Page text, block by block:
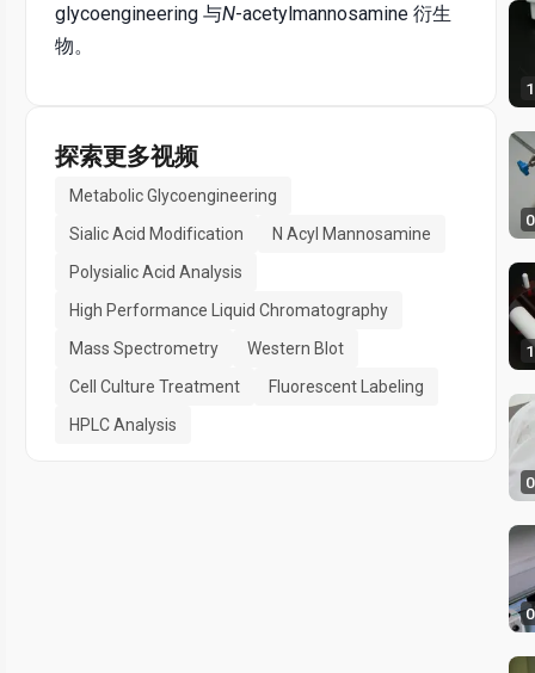
glycoengineering 与N-acetylmannosamine 衍生
物。
探索更多视频
Metabolic Glycoengineering
Sialic Acid Modification
N Acyl Mannosamine
Polysialic Acid Analysis
High Performance Liquid Chromatography
Mass Spectrometry
Western Blot
Cell Culture Treatment
Fluorescent Labeling
HPLC Analysis